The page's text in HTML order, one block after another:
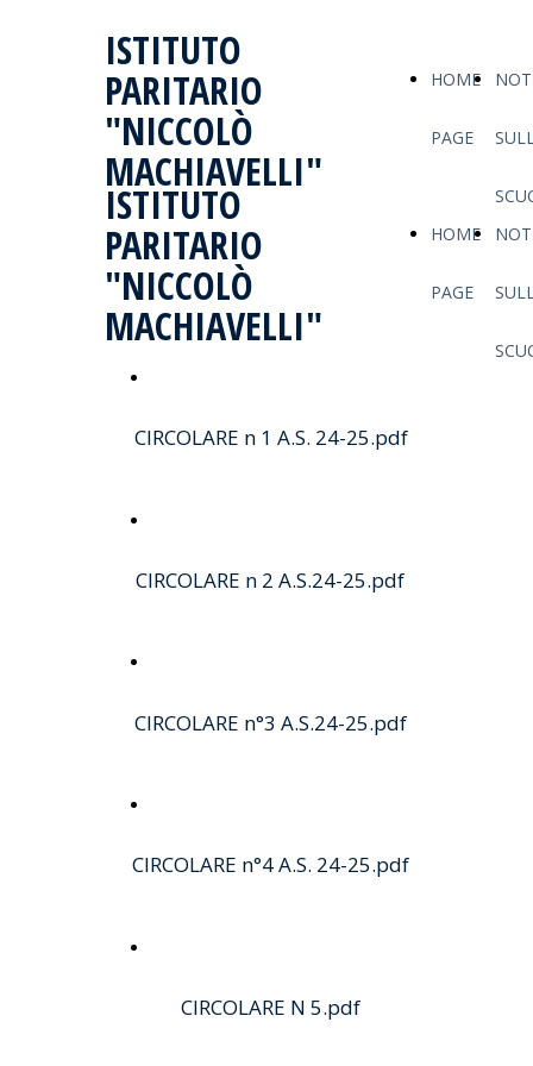
ISTITUTO
PARITARIO
"NICCOLÒ
MACHIAVELLI"
HOME
PAGE
ISTITUTO
PARITARIO
"NICCOLÒ
MACHIAVELLI"
HOME
PAGE
classe
CIRCOLARE n 1 A.S. 24-25.pdf
CIRCOLARE n 2 A.S.24-25.pdf
CIRCOLARE n°3 A.S.24-25.pdf
OTTOBRE
CIRCOLARE n°4 A.S. 24-25.pdf
COMMISSIONE ELETTORALE
CIRCOLARE N 5.pdf